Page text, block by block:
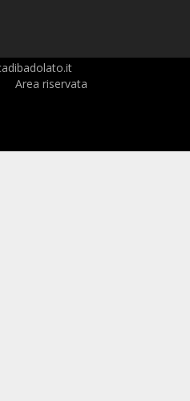
Area riservata